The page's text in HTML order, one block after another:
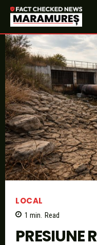
LOCAL
1 min. Read
PRESIUNE